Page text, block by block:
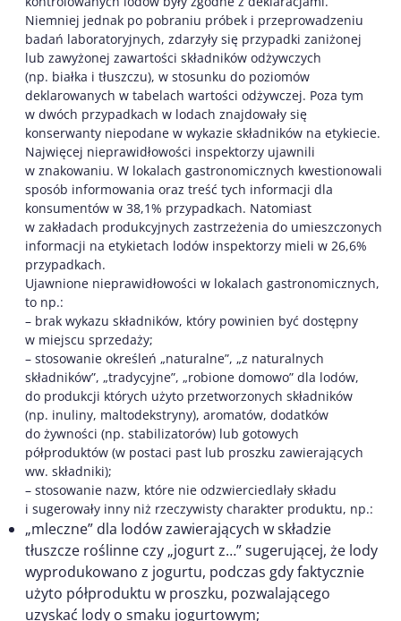
Niemniej jednak po pobraniu próbek i przeprowadzeniu
badań laboratoryjnych, zdarzyły się przypadki zaniżonej
lub zawyżonej zawartości składników odżywczych
(np. białka i tłuszczu), w stosunku do poziomów
deklarowanych w tabelach wartości odżywczej. Poza tym
w dwóch przypadkach w lodach znajdowały się
konserwanty niepodane w wykazie składników na etykiecie.
Najwięcej nieprawidłowości inspektorzy ujawnili
w znakowaniu. W lokalach gastronomicznych kwestionowali
sposób informowania oraz treść tych informacji dla
konsumentów w 38,1% przypadkach. Natomiast
w zakładach produkcyjnych zastrzeżenia do umieszczonych
informacji na etykietach lodów inspektorzy mieli w 26,6%
przypadkach.
Ujawnione nieprawidłowości w lokalach gastronomicznych,
to np.:
– brak wykazu składników, który powinien być dostępny
w miejscu sprzedaży;
– stosowanie określeń „naturalne”, „z naturalnych
składników”, „tradycyjne”, „robione domowo” dla lodów,
do produkcji których użyto przetworzonych składników
(np. inuliny, maltodekstryny), aromatów, dodatków
do żywności (np. stabilizatorów) lub gotowych
półproduktów (w postaci past lub proszku zawierających
ww. składniki);
– stosowanie nazw, które nie odzwierciedlały składu
i sugerowały inny niż rzeczywisty charakter produktu, np.:
„mleczne” dla lodów zawierających w składzie
tłuszcze roślinne czy „jogurt z…” sugerującej, że lody
wyprodukowano z jogurtu, podczas gdy faktycznie
użyto półproduktu w proszku, pozwalającego
uzyskać lody o smaku jogurtowym;